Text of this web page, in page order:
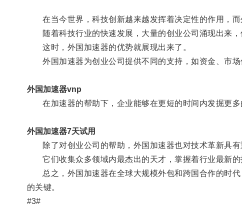
在当今世界，科技创新越来越发挥着决定性的作用，而
随着科技行业的快速发展，大量的创业公司涌现出来，
这时，外国加速器的优势就展现出来了。
外国加速器为创业公司提供不同的支持，如资金、市场
外国加速器vnp
在加速器的帮助下，企业能够在更短的时间内发掘更多
外国加速器7天试用
除了对创业公司的帮助，外国加速器也对技术革新具有
它们收集众多领域内最杰出的天才，掌握着行业最新的
总之，外国加速器在全球大规模外包和跨国合作的时代
的关键。
#3#